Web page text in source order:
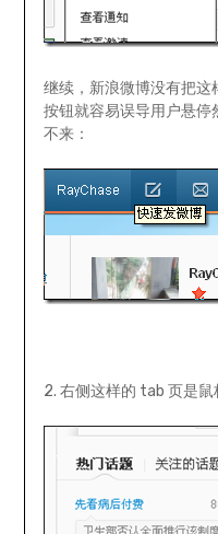
继续，新浪微博没有把这
按钮就容易误导用户悬
不来：
2. 右侧这样的 tab 页是鼠